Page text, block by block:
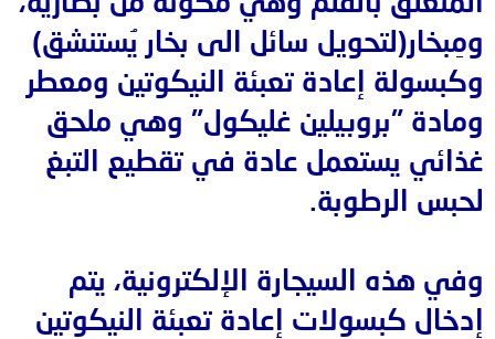
ومِبخار(لتحويل سائل الى بخار يُستنشق)
وكبسولة إعادة تعبئة النيكوتين ومعطر
ومادة "بروبيلين غليكول" وهي ملحق
غذائي يستعمل عادة في تقطيع التبغ
لحبس الرطوبة.
وفي هذه السيجارة الإلكترونية، يتم
إدخال كبسولات إعادة تعبئة النيكوتين